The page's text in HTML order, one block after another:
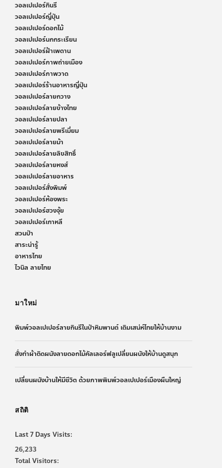
วอลเปเปอร์กินรี
วอลเปเปอร์ญี่ปุ่น
วอลเปเปอร์ดอกไม้
วอลเปเปอร์นกกระเรียน
วอลเปเปอร์ฝ้าเพดาน
วอลเปเปอร์ภาพถ่ายเมือง
วอลเปเปอร์ภาพวาด
วอลเปเปอร์ร้านอาหารญี่ปุ่น
วอลเปเปอร์ลายกวาง
วอลเปเปอร์ลายข้างไทย
วอลเปเปอร์ลายปลา
วอลเปเปอร์ลายพรีเมี่ยม
วอลเปเปอร์ลายม้า
วอลเปเปอร์ลายลิขสิทธิ์
วอลเปเปอร์ลายหงส์
วอลเปเปอร์ลายอาหาร
วอลเปเปอร์สั่งพิมพ์
วอลเปเปอร์ห้องพระ
วอลเปเปอร์ฮวงจุ้ย
วอลเปเปอร์เกาหลี
สวนป่า
สาระน่ารู้
อาหารไทย
ไวนิล ลายไทย
มาใหม่
พิมพ์วอลเปเปอร์ลายกินรีในป่าหิมพานต์ เติมเสน่ห์ไทยให้บ้านงาม
สั่งทำผ้าติดผนังลายดอกไม้คัลเลอร์ฟลูเปลี่ยนผนังให้บ้านดูสนุก
เปลี่ยนผนังบ้านให้มีชีวิต ด้วยภาพพิมพ์วอลเปเปอร์เมืองผืนใหญ่
สถิติ
Last 7 Days Visits:
26,233
Total Visitors: